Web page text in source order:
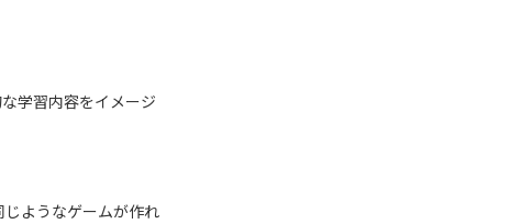
学習内容をイメージ
じようなゲームが作れ